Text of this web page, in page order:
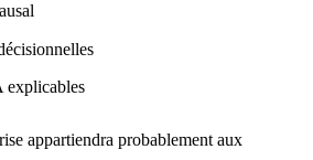
explicables
appartiendra probablement aux